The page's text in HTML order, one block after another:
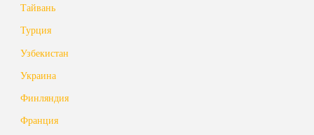
Тайвань
Турция
Узбекистан
Украина
Финляндия
Франция